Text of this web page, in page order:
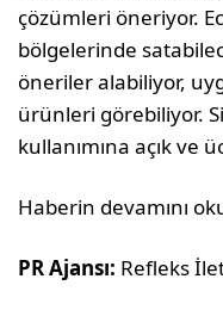
çözümleri öneriyor.
bölgelerinde
öneriler alabiliyor,
ürünleri görebiliyor.
kullanımına açık ve
Haberin devamını
PR Ajansı: Refleks